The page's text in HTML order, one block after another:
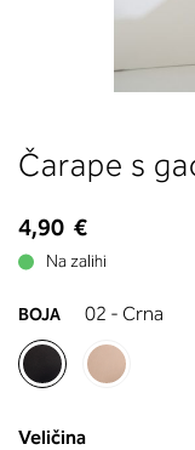
to
beginning
the
images
gallery
Čarape s
4,90 €
Na zalihi
BOJA 02 - Crna
Veličina